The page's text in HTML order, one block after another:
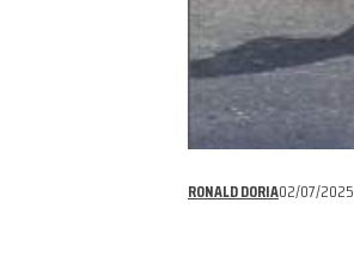
RONALD DORIA02/07/2025